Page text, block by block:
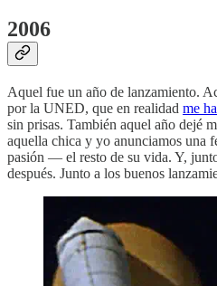
2006
Aquel fue un año de lanzamiento.
por la UNED, que en realidad me
sin prisas. También aquel año dejé
aquella chica y yo anunciamos una
pasión — el resto de su vida. Y,
después. Junto a los buenos